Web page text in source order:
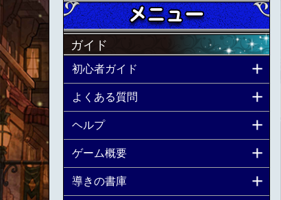
ガイド
初心者ガイド
よくある質問
ヘルプ
ゲーム概要
導きの書庫